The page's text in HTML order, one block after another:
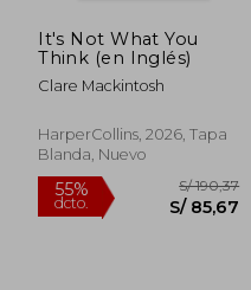
It's Not What You
Think (en Inglés)
Clare Mackintosh
HarperCollins, 2026, Tapa
Blanda, Nuevo